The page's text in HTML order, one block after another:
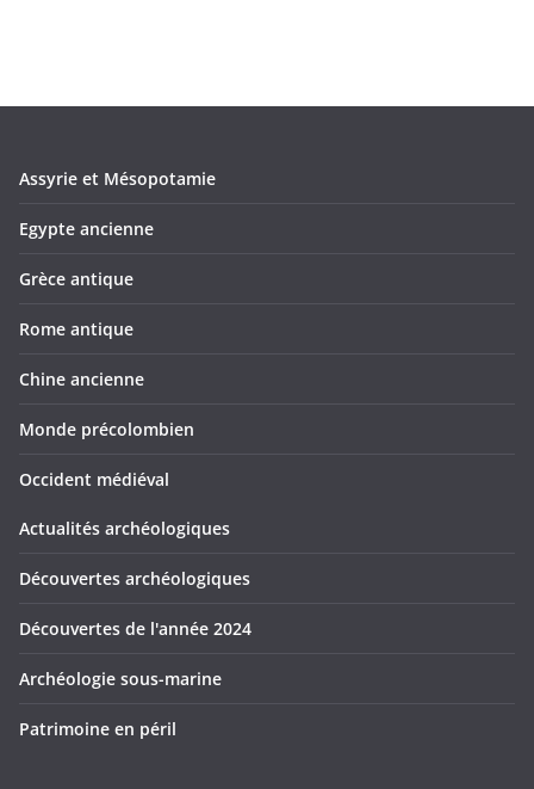
Assyrie et Mésopotamie
Egypte ancienne
Grèce antique
Rome antique
Chine ancienne
Monde précolombien
Occident médiéval
Actualités archéologiques
Découvertes archéologiques
Découvertes de l'année 2024
Archéologie sous-marine
Patrimoine en péril